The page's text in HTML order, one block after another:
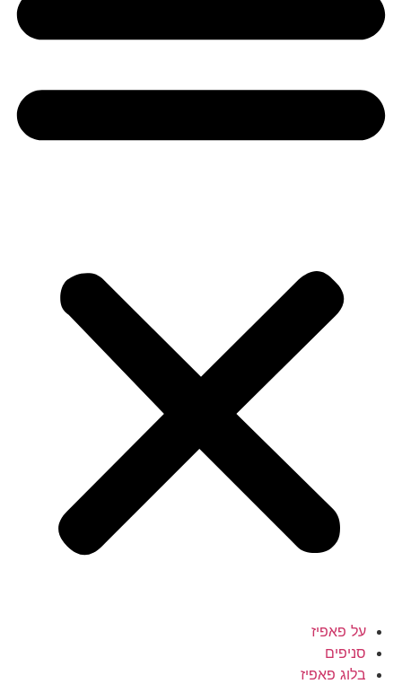
על פאפיז
סניפים
בלוג פאפיז